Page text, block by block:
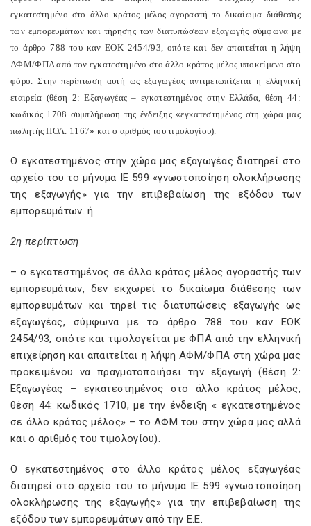
εγκατεστημένο στο άλλο κράτος μέλος αγοραστή το δικαίωμα διάθεσης
των εμπορευμάτων και τήρησης των διατυπώσεων εξαγωγής σύμφωνα με
το άρθρο 788 του καν ΕΟΚ 2454/93, οπότε και δεν απαιτείται η λήψη
ΑΦΜ/ΦΠΑ από τον εγκατεστημένο στο άλλο κράτος μέλος υποκείμενο στο
φόρο. Στην περίπτωση αυτή ως εξαγωγέας αντιμετωπίζεται η ελληνική
εταιρεία (θέση 2: Εξαγωγέας – εγκατεστημένος στην Ελλάδα, θέση 44:
κωδικός 1708 συμπλήρωση της ένδειξης «εγκατεστημένος στη χώρα μας
πωλητής ΠΟΛ. 1167» και ο αριθμός του τιμολογίου).
Ο εγκατεστημένος στην χώρα μας εξαγωγέας διατηρεί στο
αρχείο του το μήνυμα ΙΕ 599 «γνωστοποίηση ολοκλήρωσης
της εξαγωγής» για την επιβεβαίωση της εξόδου των
εμπορευμάτων. ή
2η περίπτωση
– ο εγκατεστημένος σε άλλο κράτος μέλος αγοραστής των
εμπορευμάτων, δεν εκχωρεί το δικαίωμα διάθεσης των
εμπορευμάτων και τηρεί τις διατυπώσεις εξαγωγής ως
εξαγωγέας, σύμφωνα με το άρθρο 788 του καν ΕΟΚ
2454/93, οπότε και τιμολογείται με ΦΠΑ από την ελληνική
επιχείρηση και απαιτείται η λήψη ΑΦΜ/ΦΠΑ στη χώρα μας
προκειμένου να πραγματοποιήσει την εξαγωγή (θέση 2:
Εξαγωγέας – εγκατεστημένος στο άλλο κράτος μέλος,
θέση 44: κωδικός 1710, με την ένδειξη « εγκατεστημένος
σε άλλο κράτος μέλος» – το ΑΦΜ του στην χώρα μας αλλά
και ο αριθμός του τιμολογίου).
Ο εγκατεστημένος στο άλλο κράτος μέλος εξαγωγέας
διατηρεί στο αρχείο του το μήνυμα ΙΕ 599 «γνωστοποίηση
ολοκλήρωσης της εξαγωγής» για την επιβεβαίωση της
εξόδου των εμπορευμάτων από την Ε.Ε.